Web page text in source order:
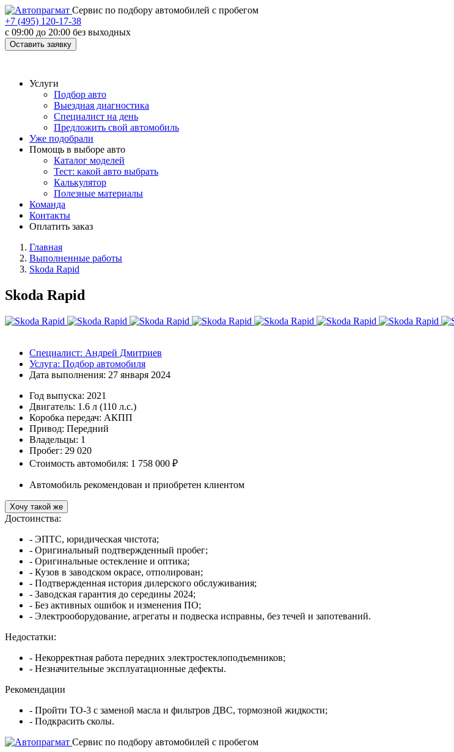
Cервис по подбору автомобилей с пробегом
+7 (495) 120-17-38
с 09:00 до 20:00 без выходных
Оставить заявку
Услуги
Подбор авто
Выездная диагностика
Специалист на день
Предложить свой автомобиль
Уже подобрали
Помощь в выборе авто
Каталог моделей
Тест: какой авто выбрать
Калькулятор
Полезные материалы
Команда
Контакты
Оплатить заказ
Главная
Выполненные работы
Skoda Rapid
Skoda Rapid
Специалист: Андрей Дмитриев
Услуга: Подбор автомобиля
Дата выполнения: 27 января 2024
Год выпуска: 2021
Двигатель: 1.6 л (110 л.с.)
Коробка передач: АКПП
Привод: Передний
Владельцы: 1
Пробег: 29 020
Стоимость автомобиля: 1 758 000 ₽
Автомобиль рекомендован и приобретен клиентом
Хочу такой же
Достоинства:
- ЭПТС, юридическая чистота;
- Оригинальный подтвержденный пробег;
- Оригинальные остекление и оптика;
- Кузов в заводском окрасе, отполирован;
- Подтвержденная история дилерского обслуживания;
- Заводская гарантия до середины 2024;
- Без активных ошибок и изменения ПО;
- Электрооборудование, агрегаты и подвеска исправны, без течей и запотеваний.
Недостатки:
- Некорректная работа передних электростеклоподъемников;
- Незначительные эксплуатационные дефекты.
Рекомендации
- Пройти ТО-3 с заменой масла и фильтров ДВС, тормозной жидкости;
- Подкрасить сколы.
Cервис по подбору автомобилей с пробегом